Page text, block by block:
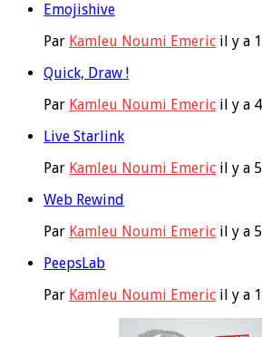
Emojishive
Par Kamleu Noumi Emeric il y a
Quick, Draw !
Par Kamleu Noumi Emeric il y a
Live Starlink
Par Kamleu Noumi Emeric il y a
Web Rewind
Par Kamleu Noumi Emeric il y a
PeepsLab
Par Kamleu Noumi Emeric il y a